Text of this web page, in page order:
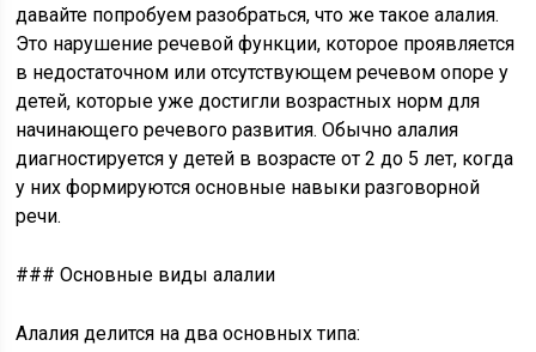
давайте попробуем разобраться, что же такое алалия.
Это нарушение речевой функции, которое проявляется
в недостаточном или отсутствующем речевом опоре у
детей, которые уже достигли возрастных норм для
начинающего речевого развития. Обычно алалия
диагностируется у детей в возрасте от 2 до 5 лет, когда
у них формируются основные навыки разговорной
речи.
### Основные виды алалии
Алалия делится на два основных типа: